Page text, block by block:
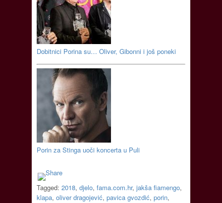
Dobitnici Porina su… Oliver, Gibonni i još poneki
Porin za Stinga uoči koncerta u Puli
Tagged: 2018, djelo, fama.com.hr, jakša fiamengo,
klapa, oliver dragojević, pavica gvozdić, porin,